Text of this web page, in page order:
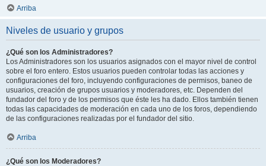
Arriba
Niveles de usuario y grupos
¿Qué son los Administradores?
Los Administradores son los usuarios asignados con el mayor nivel de control
sobre el foro entero. Estos usuarios pueden controlar todas las acciones y
configuraciones del foro, incluyendo configuraciones de permisos, baneo de
usuarios, creación de grupos usuarios y moderadores, etc. Dependen del
fundador del foro y de los permisos que éste les ha dado. Ellos también tienen
todas las capacidades de moderación en cada uno de los foros, dependiendo
de las configuraciones realizadas por el fundador del sitio.
Arriba
¿Qué son los Moderadores?